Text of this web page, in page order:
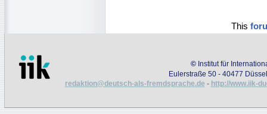
This
© Institut für
Eulerstraße 50 - 40477
redaktion@deutsch-als-fremdsprache.de - http://www.iik-